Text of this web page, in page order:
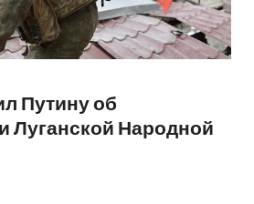
Путину об
Луганской Народной